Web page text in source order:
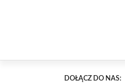
DOŁĄCZ DO NAS: